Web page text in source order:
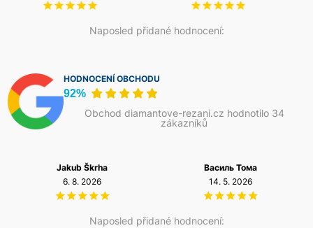
kamenické výrobě a průmyslových provozech s
Naposled přidané hodnocení:
HODNOCENÍ OBCHODU
92%
Obchod diamantove-rezani.cz hodnotilo 34
zákazníků
Naposled přidané hodnocení:
Василь Тома
14. 5. 2026
Petr Josefi
20. 12. 2025